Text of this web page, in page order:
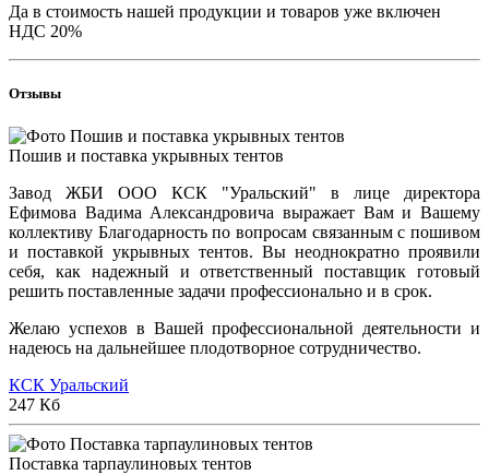
Да в стоимость нашей продукции и товаров уже включен
НДС 20%
Отзывы
Пошив и поставка укрывных тентов
Завод ЖБИ ООО КСК "Уральский" в лице директора
Ефимова Вадима Александровича выражает Вам и Вашему
коллективу Благодарность по вопросам связанным с пошивом
и поставкой укрывных тентов. Вы неоднократно проявили
себя, как надежный и ответственный поставщик готовый
решить поставленные задачи профессионально и в срок.
Желаю успехов в Вашей профессиональной деятельности и
надеюсь на дальнейшее плодотворное сотрудничество.
КСК Уральский
247 Кб
Поставка тарпаулиновых тентов